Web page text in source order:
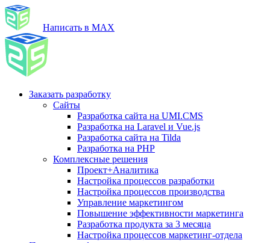
Написать в MAX
Заказать разработку
Сайты
Разработка сайта на UMI.CMS
Разработка на Laravel и Vue.js
Разработка сайта на Tilda
Разработка на PHP
Комплексные решения
Проект+Аналитика
Настройка процессов разработки
Настройка процессов производства
Управление маркетингом
Повышение эффективности маркетинга
Разработка продукта за 3 месяца
Настройка процессов маркетинг-отдела